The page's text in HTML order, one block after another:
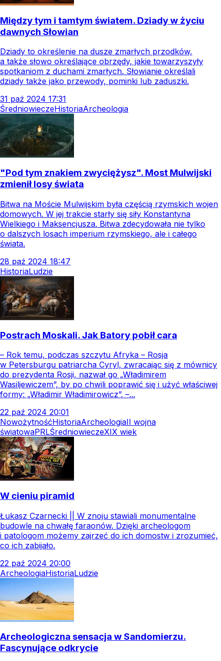
Między tym i tamtym światem. Dziady w życiu
dawnych Słowian
Dziady to określenie na dusze zmarłych przodków,
a także słowo określające obrzędy, jakie towarzyszyły
spotkaniom z duchami zmarłych. Słowianie określali
dziady także jako przewody, pominki lub zaduszki.
31 paź 2024 17:31
ŚredniowieczeHistoriaArcheologia
"Pod tym znakiem zwyciężysz". Most Mulwijski
zmienił losy świata
Bitwa na Moście Mulwijskim była częścią rzymskich wojen
domowych. W jej trakcie starły się siły Konstantyna
Wielkiego i Maksencjusza. Bitwa zdecydowała nie tylko
o dalszych losach imperium rzymskiego, ale i całego
świata.
28 paź 2024 18:47
HistoriaLudzie
Postrach Moskali. Jak Batory pobił cara
– Rok temu, podczas szczytu Afryka – Rosja
w Petersburgu patriarcha Cyryl, zwracając się z mównicy
do prezydenta Rosji, nazwał go „Władimirem
Wasiljewiczem”, by po chwili poprawić się i użyć właściwej
formy: „Władimir Władimirowicz”. –...
22 paź 2024 20:01
NowożytnośćHistoriaArcheologiaII wojna
światowaPRLŚredniowieczeXIX wiek
W cieniu piramid
Łukasz Czarnecki || W znoju stawiali monumentalne
budowle na chwałę faraonów. Dzięki archeologom
i patologom możemy zajrzeć do ich domostw i zrozumieć,
co ich zabijało.
22 paź 2024 20:00
ArcheologiaHistoriaLudzie
Archeologiczna sensacja w Sandomierzu.
Fascynujące odkrycie